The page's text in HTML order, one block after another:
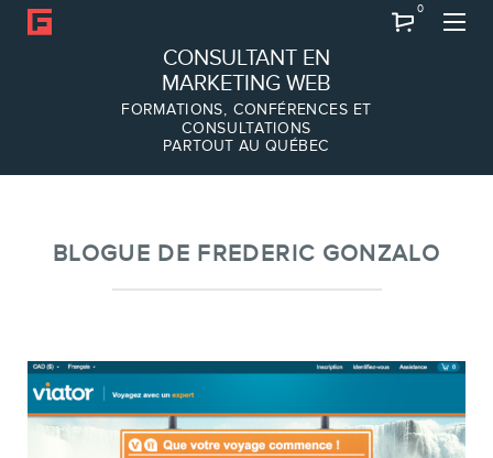
CONSULTANT EN
MARKETING WEB
FORMATIONS, CONFÉRENCES ET
CONSULTATIONS
PARTOUT AU QUÉBEC
0
À PROPOS
Équipe
BLOGUE DE FREDERIC GONZALO